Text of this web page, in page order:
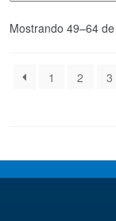
Mostrando 49–64
1 2 3